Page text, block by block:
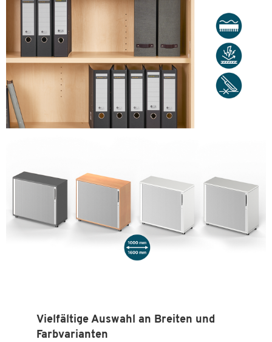
Vielfältige Auswahl an Breiten und
Farbvarianten